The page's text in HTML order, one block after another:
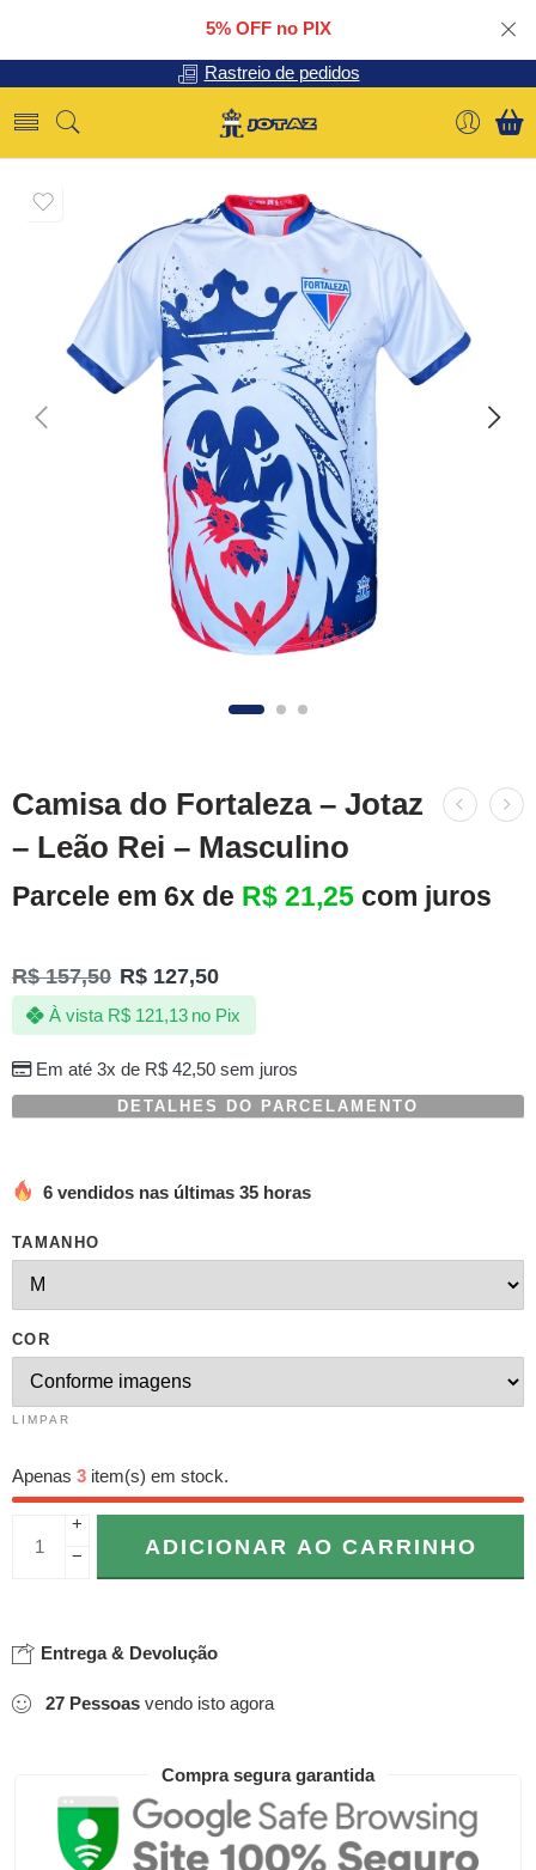
5% OFF no PIX
Rastreio de pedidos
Camisa do Fortaleza – Jotaz
– Leão Rei – Masculino
Parcele em 6x de R$ 21,25 com juros
R$157,50 R$ 127,50
Em até 3x de R$42,50sem juros
À vista R$121,13 no Pix
DETALHES DO PARCELAMENTO
6 vendidos nas últimas 35 horas
TAMANHO
COR
LIMPAR
Apenas 3 item(s) em stock.
+
−
ADICIONAR AO CARRINHO
Entrega & Devolução
27 Pessoas vendo isto agora
Compra segura garantida